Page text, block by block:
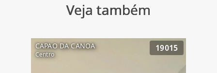
Veja também
CAPAO DA CANOA
Centro
19015